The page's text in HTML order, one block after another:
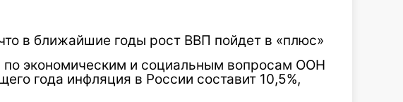
в ближайшие годы рост ВВП пойдет в «плюс»
по экономическим и социальным вопросам ООН
года инфляция в России составит 10,5%,